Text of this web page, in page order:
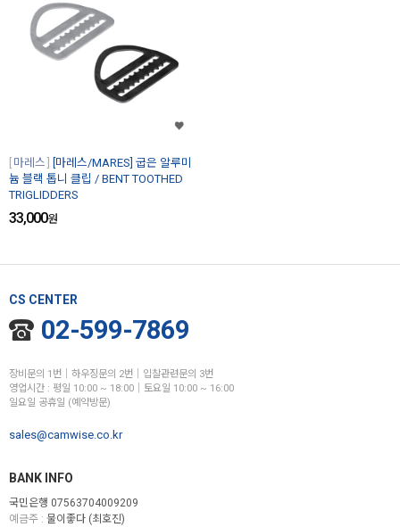
마레스
[마레스/MARES] 굽은 알루미
늄 블랙 톱니 클립 / BENT TOOTHED
TRIGLIDDERS
33,000원
CS CENTER
02-599-7869
장비문의 1번│하우징문의 2번│입찰관련문의 3번
영업시간 : 평일 10:00 ~ 18:00│토요일 10:00 ~ 16:00
일요일 공휴일 (예약방문)
sales@camwise.co.kr
BANK INFO
국민은행 07563704009209
예금주 : 물이좋다 (최호진)